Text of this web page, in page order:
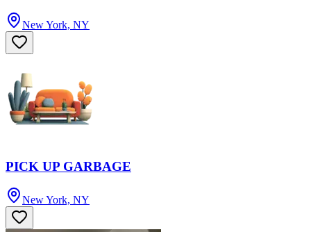
New York, NY
PICK UP GARBAGE
New York, NY